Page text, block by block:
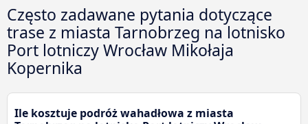
Często zadawane pytania dotyczące
trase z miasta Tarnobrzeg na lotnisko
Port lotniczy Wrocław Mikołaja
Kopernika
Ile kosztuje podróż wahadłowa z miasta